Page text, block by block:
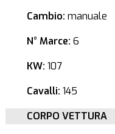
Cambio: manuale
N° Marce: 6
KW: 107
Cavalli: 145
CORPO VETTURA